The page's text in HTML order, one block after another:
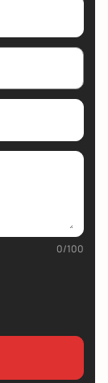
0/100